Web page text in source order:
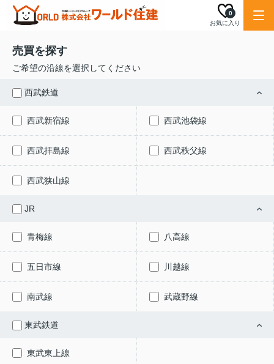
お気に入り
0
売買を探す
ご希望の沿線を選択してください
西武鉄道
西武新宿線 西武池袋線
西武拝島線 西武秩父線
西武狭山線
JR
青梅線 八高線
五日市線 川越線
南武線 武蔵野線
東武鉄道
東武東上線